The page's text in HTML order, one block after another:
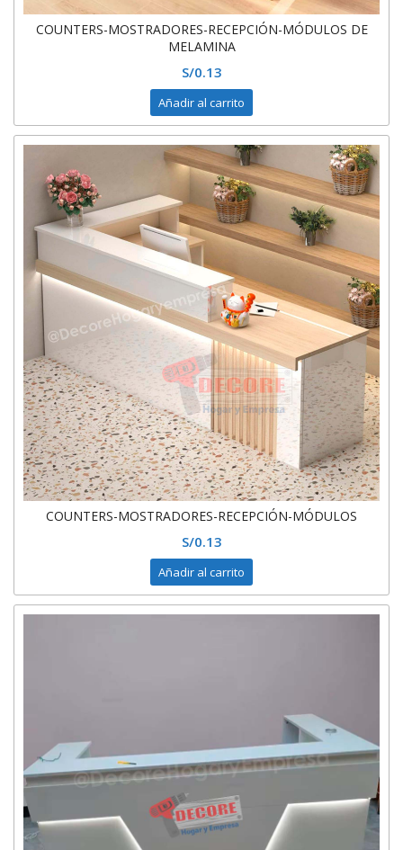
COUNTERS-MOSTRADORES-RECEPCIÓN-MÓDULOS DE
MELAMINA
S/0.13
Añadir al carrito
COUNTERS-MOSTRADORES-RECEPCIÓN-MÓDULOS
S/0.13
Añadir al carrito